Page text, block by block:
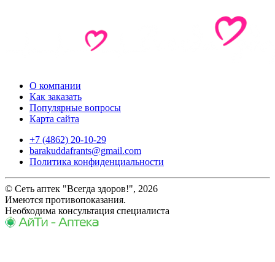
О компании
Как заказать
Популярные вопросы
Карта сайта
+7 (4862) 20-10-29
barakuddafrants@gmail.com
Политика конфиденциальности
© Сеть аптек "Всегда здоров!", 2026
Имеются противопоказания.
Необходима консультация специалиста